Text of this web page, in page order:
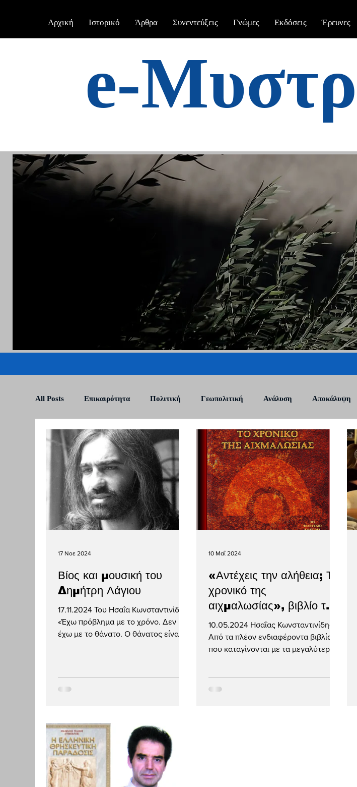
Αρχική Ιστορικό Άρθρα Συνεντεύξεις Γνώμες Εκδόσεις Έρευνες
e-
All Posts Επικαιρότητα Πολιτική Γεωπολιτική Ανάλυση Αποκάλυψη
Εσωτερισμός Σκιάχτρο
Βίος και μουσική του
Δημήτρη Λάγιου
17.11.2024 Του Ησαΐα Κωνσταντινίδη
«Έχω πρόβλημα με το χρόνο. Δεν
έχω με το θάνατο. Ο θάνατος είναι
17 Νοε 2024
«Αντέχεις την αλήθεια; Το
χρονικό της
αιχμαλωσίας», βιβλίο της
Αγγελικής Αναγνώστου-
Καλογερά
10.05.2024 Ησαΐας Κωνσταντινίδης
Από τα πλέον ενδιαφέροντα βιβλία
που καταγίνονται με τα μεγαλύτερα
10 Μαΐ 2024